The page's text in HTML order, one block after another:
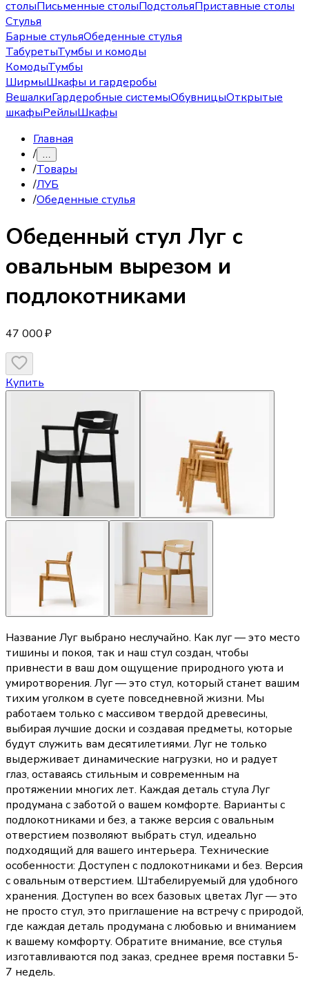
столыПисьменные столыПодстольяПриставные столы
Стулья
Барные стульяОбеденные стулья
ТабуретыТумбы и комоды
КомодыТумбы
ШирмыШкафы и гардеробы
ВешалкиГардеробные системыОбувницыОткрытые
шкафыРейлыШкафы
Главная
/ …
/Товары
/ЛУБ
/Обеденные стулья
Обеденный стул Луг с
овальным вырезом и
подлокотниками
47 000 ₽
Купить
Название Луг выбрано неслучайно. Как луг — это место
тишины и покоя, так и наш стул создан, чтобы
привнести в ваш дом ощущение природного уюта и
умиротворения. Луг — это стул, который станет вашим
тихим уголком в суете повседневной жизни. Мы
работаем только с массивом твердой древесины,
выбирая лучшие доски и создавая предметы, которые
будут служить вам десятилетиями. Луг не только
выдерживает динамические нагрузки, но и радует
глаз, оставаясь стильным и современным на
протяжении многих лет. Каждая деталь стула Луг
продумана с заботой о вашем комфорте. Варианты с
подлокотниками и без, а также версия с овальным
отверстием позволяют выбрать стул, идеально
подходящий для вашего интерьера. Технические
особенности: Доступен с подлокотниками и без. Версия
с овальным отверстием. Штабелируемый для удобного
хранения. Доступен во всех базовых цветах Луг — это
не просто стул, это приглашение на встречу с природой,
где каждая деталь продумана с любовью и вниманием
к вашему комфорту. Обратите внимание, все стулья
изготавливаются под заказ, среднее время поставки 5-
7 недель.